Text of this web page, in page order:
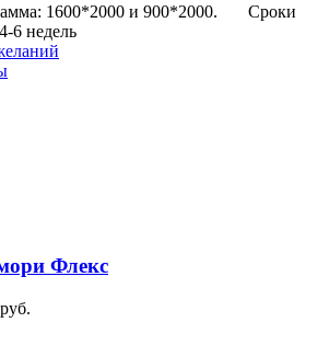
1600*2000 и 900*2000.
Сроки
6 недель
Этот
товара.Флекс
руб.